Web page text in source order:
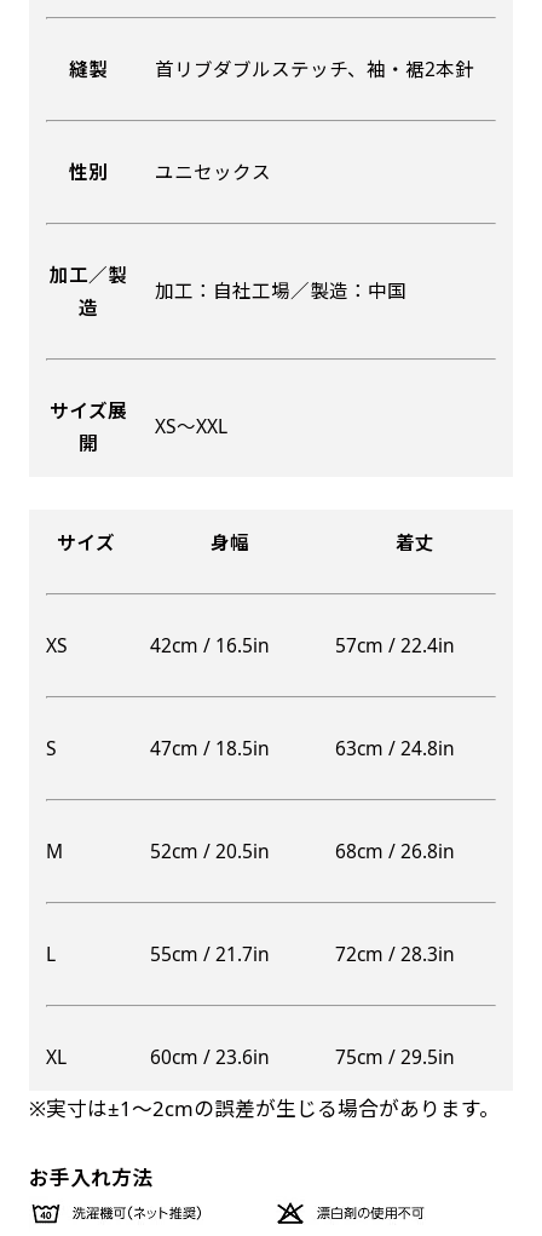
縫製 首リブダブルステッチ、袖・裾2本針
性別 ユニセックス
加工／製
造
加工：自社工場／製造：中国
サイズ展
開
XS〜XXL
サイズ 身幅 着丈
XS 42cm / 16.5in 57cm / 22.4in
S 47cm / 18.5in 63cm / 24.8in
M 52cm / 20.5in 68cm / 26.8in
L 55cm / 21.7in 72cm / 28.3in
XL 60cm / 23.6in 75cm / 29.5in
※実寸は±1〜2cmの誤差が生じる場合があります。
お手入れ方法
際の装飾などにとてもお役立ち！
のぼりだけでなく、ポスターも作れます。
のぼり旗と同じデザインで飾れば宣伝効果UP!
Aバナーは三角の形状を利用することでA面B面2
種のデザインを楽しむことができます。前からも
す。
A面B面のデザイン変化を楽しんでお客様にアピ
るもよしです！
自由入力(60x180以内)
お好みのサイズで縦幕・横幕の作成が可能です。
あんな場所こんな場所お好みのサイズでお好みの
（※cm単位での指定でおねがいいたします。）
際の装飾などにとてもお役立ち！
布A1ポスター(84x60)
のぼりだけでなく、ポスターも作れます。
のぼり旗と同じデザインで飾れば宣伝効果UP!
お好みのサイズで縦幕・横幕の作成が可能です。
長辺が180cm以内、短辺が60cm以内であれば自
あんな場所こんな場所お好みのサイズでお好みの
幕の製作をお楽しみください
けて疑似的にのれんのような幕をつくります。お
レギュラースリムのれん
防炎加工（納期+1営業日）［ +540円 ］
のぼり旗の防炎加工は、消防法で定められてい
ます。防炎加工によってのぼり旗が炎に触れても
燃えにくくなります。（燃えるというより溶け